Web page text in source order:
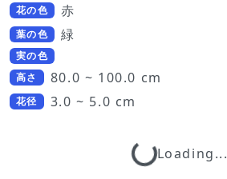
花の色 赤
葉の色 緑
実の色
高さ
80.0 ~ 100.0 cm
花径 3.0 ~ 5.0 cm
Loading...Loading...